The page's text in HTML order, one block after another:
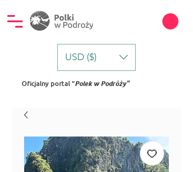
Oficjalny portal "Polek w Podróży"
USD ($)